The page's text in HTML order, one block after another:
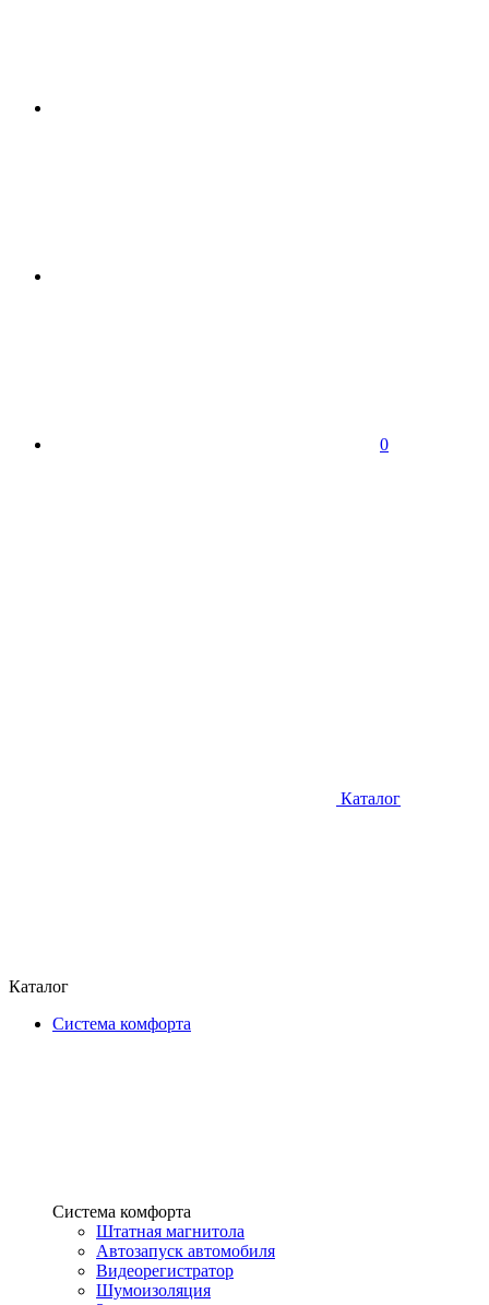
0
Каталог
Каталог
Система комфорта
Система комфорта
Штатная магнитола
Автозапуск автомобиля
Видеорегистратор
Шумоизоляция